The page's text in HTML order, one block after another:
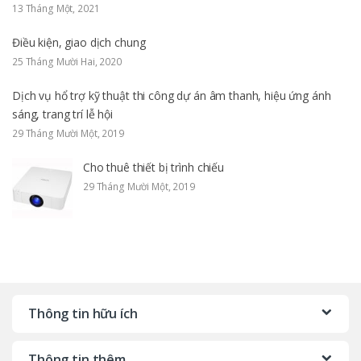
13 Tháng Một, 2021
Điều kiện, giao dịch chung
25 Tháng Mười Hai, 2020
Dịch vụ hổ trợ kỹ thuật thi công dự án âm thanh, hiệu ứng ánh
sáng, trang trí lễ hội
29 Tháng Mười Một, 2019
Cho thuê thiết bị trình chiếu
29 Tháng Mười Một, 2019
Thông tin hữu ích